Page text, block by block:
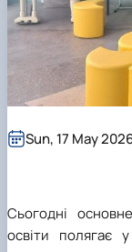
Сьогодні
освіти полягає
Sun, 17 May